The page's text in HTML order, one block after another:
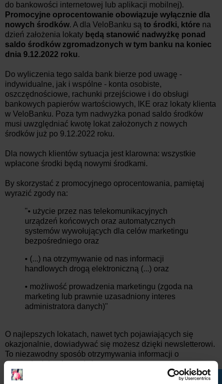
do bankowości internetowej lub aplikacji mobilnej).
Promocyjne oprocentowanie obowiązuje wyłącznie dla
nowych środków. A dla VeloBanku są to środki, które na
dzień założenia lokaty będą stanowić nadwyżkę ponad
saldo środków zgromadzonych w tym banku na koniec
dnia 9.12.2022 roku.
Do wyliczenia tego salda bank bierze pod uwagę -
indywidualne, jak i wspólne - konta osobiste,
oszczędnościowe, rachunki przejściowe i do obsługi
bankowych papierów wartościowych, IKE oraz lokaty klienta
w VeloBanku. Poza tym nadwyżka ponad saldo środków
musi uwzględniać kwotę lokat założonych z nowych
środków już po 9.12.2022 roku.
Dla nowych klientów sytuacja jest klarowna: wszystkie
wpłacone środki będą nowymi środkami.
By skorzystać z promocyjnego oprocentowania, pamiętaj
wyrazić zgody na:
"• użycie przez nas telekomunikacyjnych
urządzeń końcowych oraz automatycznych
systemów wywołujących dla celów marketingu
bezpośredniego oraz
• (...) na otrzymywanie od nas informacji
handlowych drogą elektroniczną (...) oraz
• możliwość prowadzenia marketingu (zgoda na
marketing lub prawnie uzasadniony interes
administratora danych)"
O najlepszych lokatach, nawet tych pojawiających się
okazjonalnie, dowiadywać się możesz dzięki newsletterowi.
To niezawodny sposób otrzymywania informacji o
promocjach bankowych (a przy tym zero spamu):
Adres e-mail: